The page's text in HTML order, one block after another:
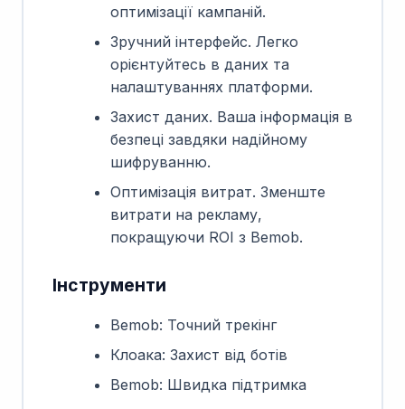
оптимізації кампаній.
Зручний інтерфейс. Легко
орієнтуйтесь в даних та
налаштуваннях платформи.
Захист даних. Ваша інформація в
безпеці завдяки надійному
шифруванню.
Оптимізація витрат. Зменште
витрати на рекламу,
покращуючи ROI з Bemob.
Інструменти
Bemob: Точний трекінг
Клоака: Захист від ботів
Bemob: Швидка підтримка